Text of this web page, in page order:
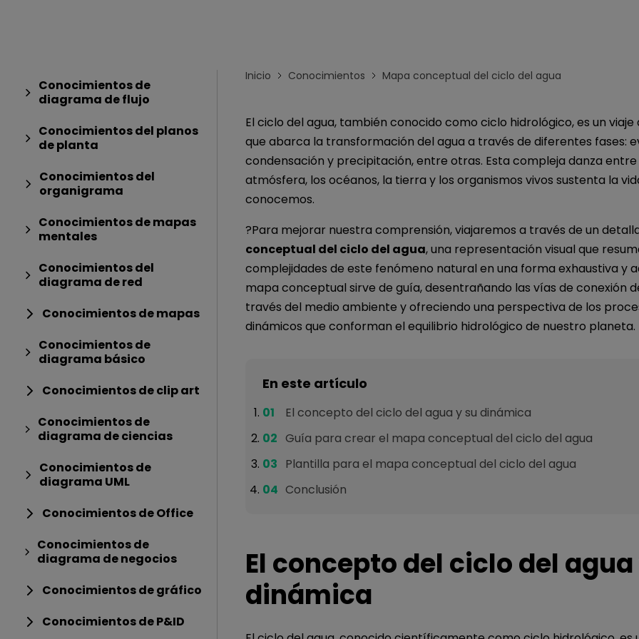
Conocimientos de
diagrama de flujo
Conocimientos del planos
de planta
Conocimientos del
organigrama
Conocimientos de mapas
mentales
Conocimientos del
diagrama de red
Conocimientos de mapas
Conocimientos de
diagrama básico
Conocimientos de clip art
Conocimientos de
diagrama de ciencias
Conocimientos de
diagrama UML
Conocimientos de Office
Conocimientos de
diagrama de negocios
Conocimientos de gráfico
Conocimientos de P&ID
Inicio Conocimientos Mapa conceptual del ciclo del agua
El ciclo del agua, también conocido como ciclo hidrológico, es un
que abarca la transformación del agua a través de diferentes fases:
condensación y precipitación, entre otras. Esta compleja danza entre
atmósfera, los océanos, la tierra y los organismos vivos sustenta la
conocemos.
?Para mejorar nuestra comprensión, viajaremos a través de un
conceptual del ciclo del agua, una representación visual que
complejidades de este fenómeno natural en una forma exhaustiva y
mapa conceptual sirve de guía, desentrañando las vías de conexión
través del medio ambiente y ofreciendo una perspectiva de los
dinámicos que conforman el equilibrio hidrológico de nuestro planeta.
En este artículo
El concepto del ciclo del agua y su dinámica
Guía para crear el mapa conceptual del ciclo del agua
Plantilla para el mapa conceptual del ciclo del agua
Conclusión
El concepto del ciclo del agua
dinámica